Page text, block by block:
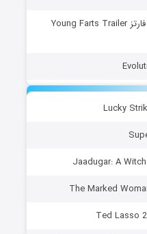
دانلود مستند قطعات تریلر یانگ فارتز Young Farts Trailer